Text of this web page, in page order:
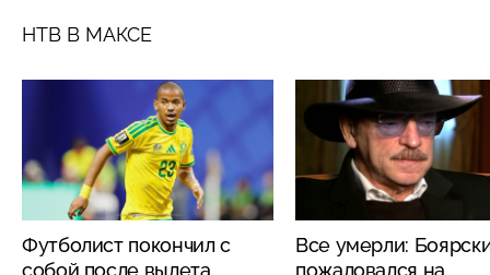
НТВ В МАКСЕ
Футболист покончил с
собой после вылета
Все умерли:
пожаловался на